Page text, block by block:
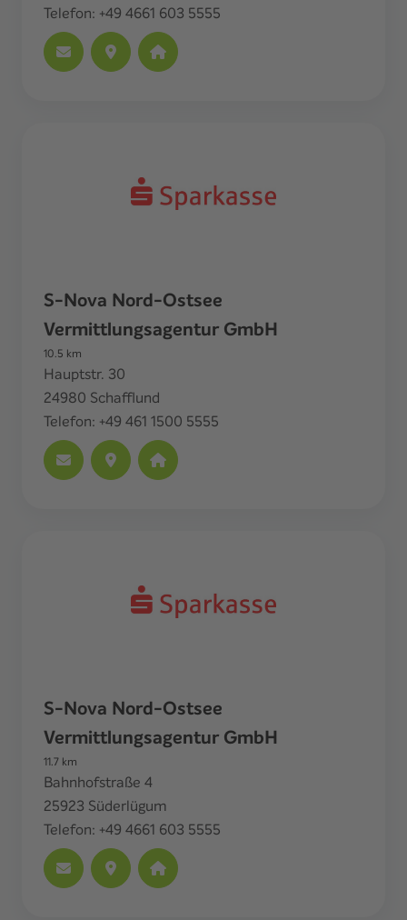
Telefon: +49 4661 603 5555
S-Nova Nord-Ostsee
Vermittlungsagentur GmbH
10.5 km
Hauptstr. 30
24980 Schafflund
Telefon: +49 461 1500 5555
S-Nova Nord-Ostsee
Vermittlungsagentur GmbH
11.7 km
Bahnhofstraße 4
25923 Süderlügum
Telefon: +49 4661 603 5555